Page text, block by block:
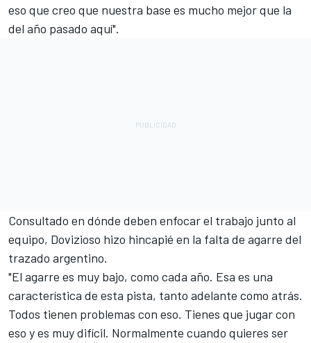
eso que creo que nuestra base es mucho mejor que la
del año pasado aquí".
Consultado en dónde deben enfocar el trabajo junto al
equipo, Dovizioso hizo hincapié en la falta de agarre del
trazado argentino.
"El agarre es muy bajo, como cada año. Esa es una
característica de esta pista, tanto adelante como atrás.
Todos tienen problemas con eso. Tienes que jugar con
eso y es muy difícil. Normalmente cuando quieres ser